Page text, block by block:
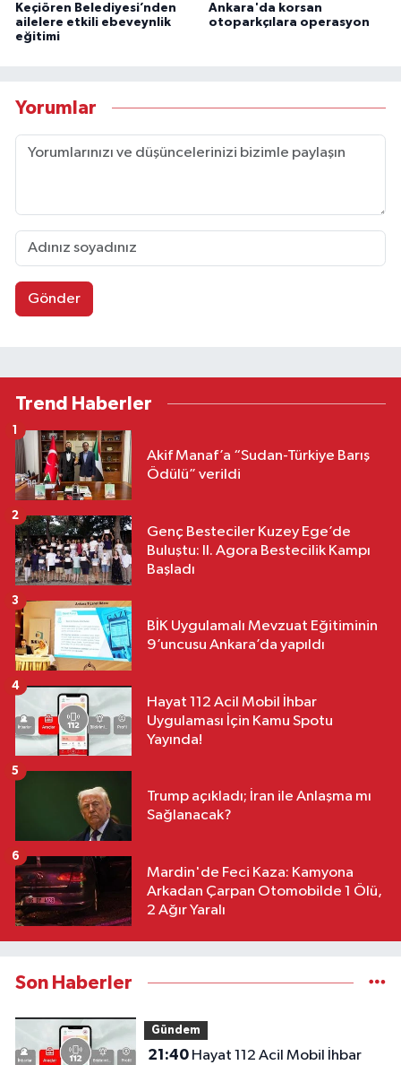
Keçiören Belediyesi’nden
ailelere etkili ebeveynlik
eğitimi
Ankara'da korsan
otoparkçılara operasyon
Yorumlar
Gönder
Trend Haberler
Akif Manaf’a “Sudan-Türkiye Barış
Ödülü” verildi
1
Genç Besteciler Kuzey Ege’de
Buluştu: II. Agora Bestecilik Kampı
Başladı
2
BİK Uygulamalı Mevzuat Eğitiminin
9’uncusu Ankara’da yapıldı
3
Hayat 112 Acil Mobil İhbar
Uygulaması İçin Kamu Spotu
Yayında!
4
Trump açıkladı; İran ile Anlaşma mı
Sağlanacak?
5
Mardin'de Feci Kaza: Kamyona
Arkadan Çarpan Otomobilde 1 Ölü,
2 Ağır Yaralı
6
Son Haberler
Gündem
21:40Hayat 112 Acil Mobil İhbar